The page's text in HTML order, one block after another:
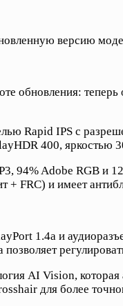
версию
обновления:
Rapid IPS с
400, яркостью
94% Adobe RGB
+ FRC) и имеет
1.4a и
AI Vision, которая
для более